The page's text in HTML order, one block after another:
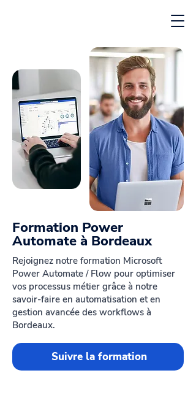
Formation Power
Automate à Bordeaux
Rejoignez notre formation Microsoft
Power Automate / Flow pour optimiser
vos processus métier grâce à notre
savoir-faire en automatisation et en
gestion avancée des workflows à
Bordeaux.
Suivre la formation